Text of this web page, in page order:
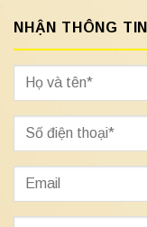
NHẬN THÔNG